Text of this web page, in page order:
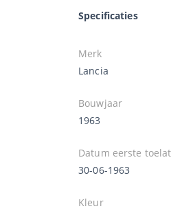
Specificaties
Merk
Lancia
Bouwjaar
1963
Datum eerste
30-06-1963
Kleur